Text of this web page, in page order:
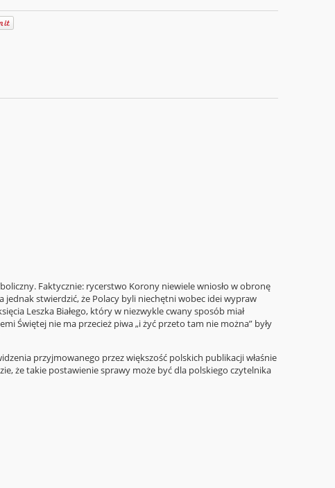
Faktycznie: rycerstwo Korony niewiele wniosło w obronę
jednak stwierdzić, że Polacy byli niechętni wobec idei wypraw
Leszka Białego, który w niezwykle cwany sposób miał
Świętej nie ma przecież piwa „i żyć przeto tam nie można” były
przyjmowanego przez większość polskich publikacji właśnie
że takie postawienie sprawy może być dla polskiego czytelnika